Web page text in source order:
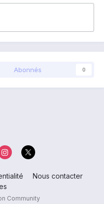
Abonnés 0
Nous contacter
Community